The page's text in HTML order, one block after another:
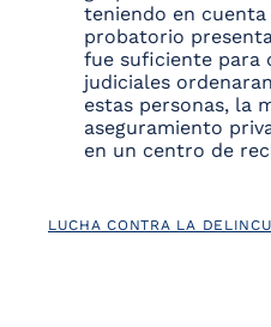
teniendo en cuenta
probatorio
fue suficiente para
judiciales
estas personas, la
aseguramiento
en un centro de
LUCHA CONTRA LA